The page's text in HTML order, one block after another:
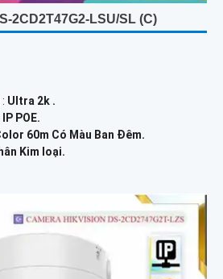
2CD2T47G2-LSU/SL (C)
Ultra 2k .
IP POE.
60m Có Màu Ban Ðêm.
Kim loại.